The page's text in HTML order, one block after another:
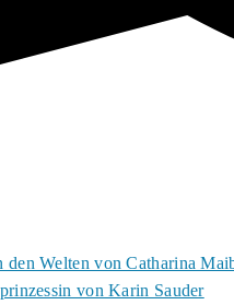
den Welten von Catharina
von Karin Sauder